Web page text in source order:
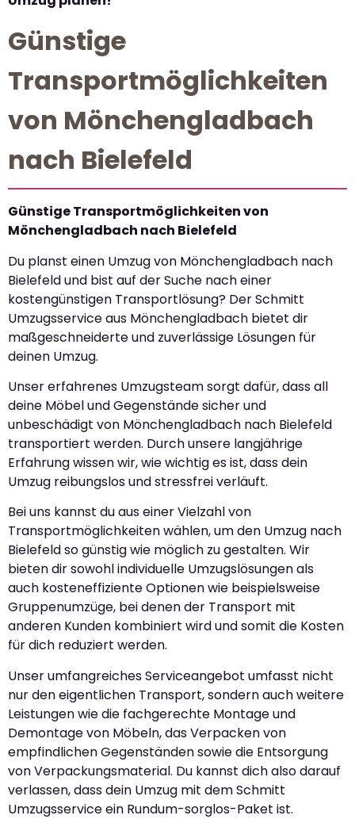
Günstige
Transportmöglichkeiten
von Mönchengladbach
nach Bielefeld
Günstige Transportmöglichkeiten von
Mönchengladbach nach Bielefeld
Du planst einen Umzug von Mönchengladbach nach
Bielefeld und bist auf der Suche nach einer
kostengünstigen Transportlösung? Der Schmitt
Umzugsservice aus Mönchengladbach bietet dir
maßgeschneiderte und zuverlässige Lösungen für
deinen Umzug.
Unser erfahrenes Umzugsteam sorgt dafür, dass all
deine Möbel und Gegenstände sicher und
unbeschädigt von Mönchengladbach nach Bielefeld
transportiert werden. Durch unsere langjährige
Erfahrung wissen wir, wie wichtig es ist, dass dein
Umzug reibungslos und stressfrei verläuft.
Bei uns kannst du aus einer Vielzahl von
Transportmöglichkeiten wählen, um den Umzug nach
Bielefeld so günstig wie möglich zu gestalten. Wir
bieten dir sowohl individuelle Umzugslösungen als
auch kosteneffiziente Optionen wie beispielsweise
Gruppenumzüge, bei denen der Transport mit
anderen Kunden kombiniert wird und somit die Kosten
für dich reduziert werden.
Unser umfangreiches Serviceangebot umfasst nicht
nur den eigentlichen Transport, sondern auch weitere
Leistungen wie die fachgerechte Montage und
Demontage von Möbeln, das Verpacken von
empfindlichen Gegenständen sowie die Entsorgung
von Verpackungsmaterial. Du kannst dich also darauf
verlassen, dass dein Umzug mit dem Schmitt
Umzugsservice ein Rundum-sorglos-Paket ist.